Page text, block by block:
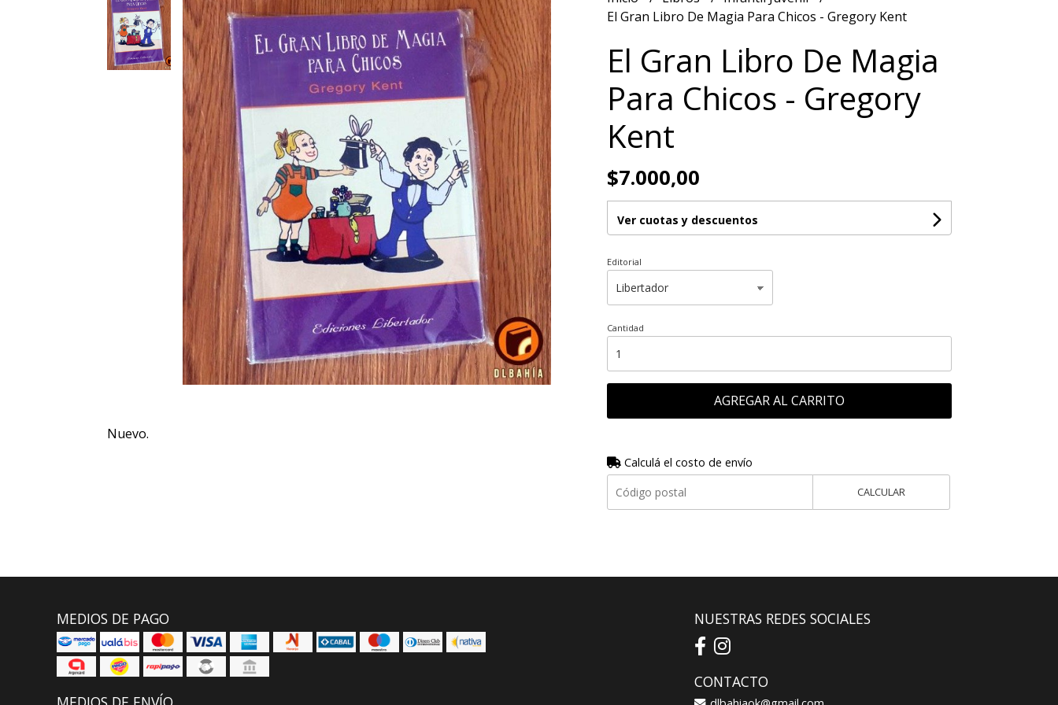
Nuevo.
El Gran Libro De Magia Para Chicos - Gregory Kent
El Gran Libro De Magia
Para Chicos - Gregory
Kent
$7.000,00
Ver cuotas y descuentos
Editorial
Cantidad
AGREGAR AL CARRITO
Calculá el costo de envío
CALCULAR
MEDIOS DE PAGO NUESTRAS REDES SOCIALES
CONTACTO